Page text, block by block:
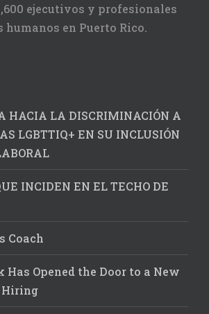
ejecutivos y profesionales
humanos en Puerto Rico.
HACIA LA DISCRIMINACIÓN A
LGBTTIQ+ EN SU INCLUSIÓN
INCIDEN EN EL TECHO DE
Coach
Has Opened the Door to a New
Hiring